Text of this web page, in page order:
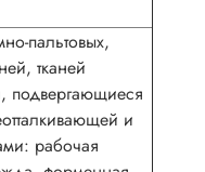
пальтовых,
тканей
подвергающиеся
и
рабочая